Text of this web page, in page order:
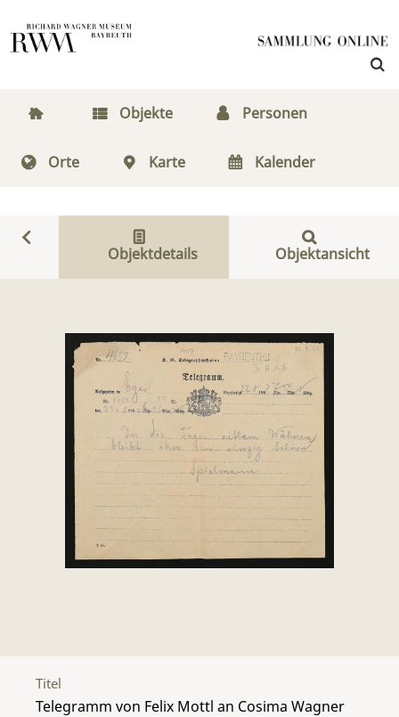
Objekte Personen
Orte Karte Kalender
Objektdetails Objektansicht
Titel
Telegramm von Felix Mottl an Cosima Wagner